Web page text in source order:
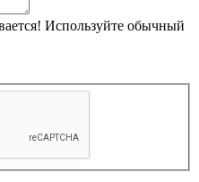
Используйте обычный